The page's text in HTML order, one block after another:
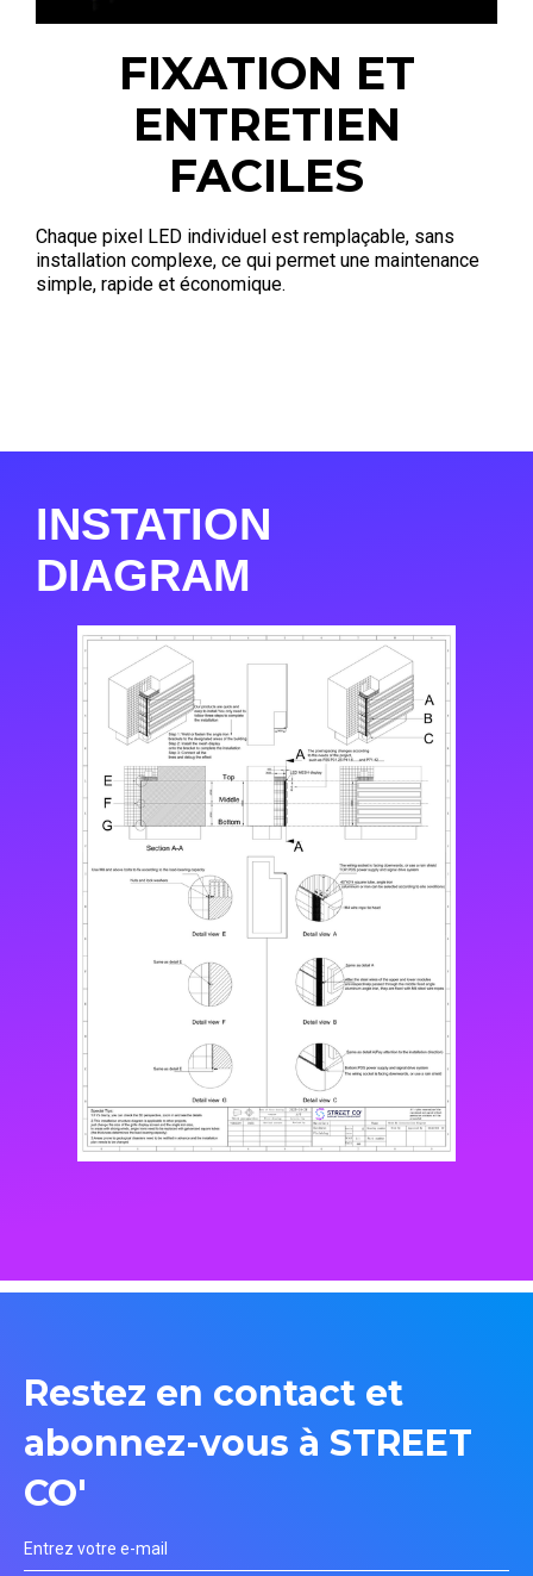
FIXATION ET
ENTRETIEN
FACILES
Chaque pixel LED individuel est remplaçable, sans
installation complexe, ce qui permet une maintenance
simple, rapide et économique.
INSTATION
DIAGRAM
Restez en contact et
abonnez-vous à STREET
CO'